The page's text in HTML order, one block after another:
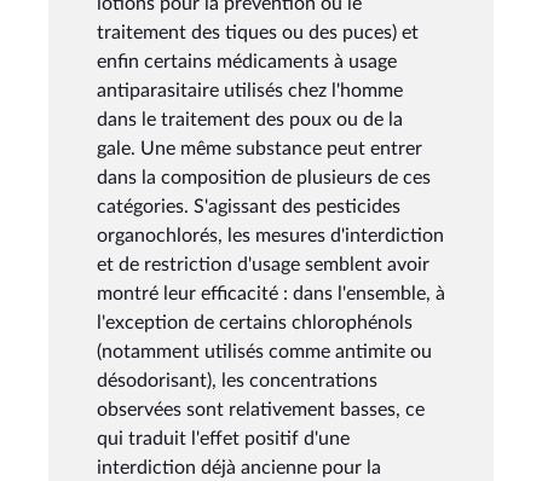
traitement des tiques ou des puces) et
enfin certains médicaments à usage
antiparasitaire utilisés chez l'homme
dans le traitement des poux ou de la
gale. Une même substance peut entrer
dans la composition de plusieurs de ces
catégories. S'agissant des pesticides
organochlorés, les mesures d'interdiction
et de restriction d'usage semblent avoir
montré leur efficacité : dans l'ensemble, à
l'exception de certains chlorophénols
(notamment utilisés comme antimite ou
désodorisant), les concentrations
observées sont relativement basses, ce
qui traduit l'effet positif d'une
interdiction déjà ancienne pour la